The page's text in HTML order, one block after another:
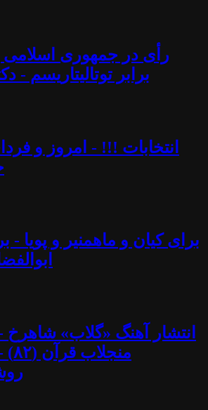
رأی در جمهوری اسلامی
برابر توتالیتاریسم -
انتخابات !!! - امروز و
برای کیان و ماهمنیر و پویا -
انتشار آهنگ «گلاب» شاهرخ -